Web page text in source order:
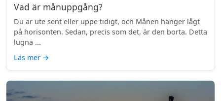
Vad är månuppgång?
Du är ute sent eller uppe tidigt, och Månen hänger lågt
på horisonten. Sedan, precis som det, är den borta. Detta
lugna ...
Läs mer →